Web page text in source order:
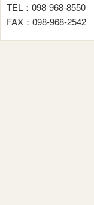
TEL：098-968-8550
FAX：098-968-2542